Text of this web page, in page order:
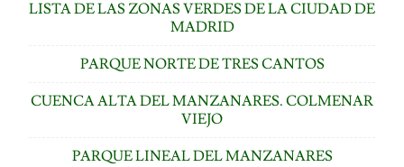
LISTA DE LAS ZONAS VERDES DE LA CIUDAD DE
MADRID
PARQUE NORTE DE TRES CANTOS
CUENCA ALTA DEL MANZANARES. COLMENAR
VIEJO
PARQUE LINEAL DEL MANZANARES